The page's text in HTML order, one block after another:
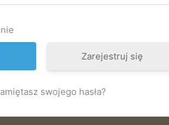
Zarejestruj się
swojego hasła?